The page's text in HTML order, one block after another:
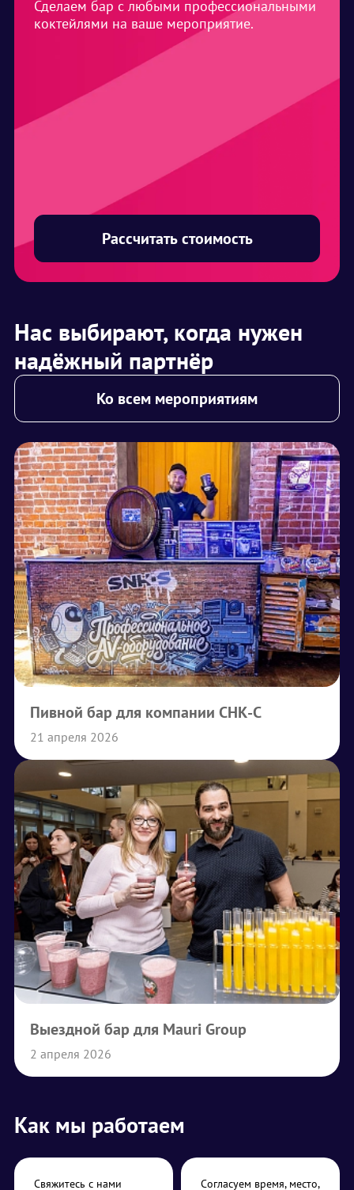
Сделаем бар с любыми профессиональными
коктейлями на ваше мероприятие.
Рассчитать стоимость
Нас выбирают, когда нужен
надёжный партнёр
Ко всем мероприятиям
Пивной бар для компании СНК-С
21 апреля 2026
Выездной бар для Mauri Group
2 апреля 2026
Как мы работаем
Свяжитесь с нами
Согласуем время, место,